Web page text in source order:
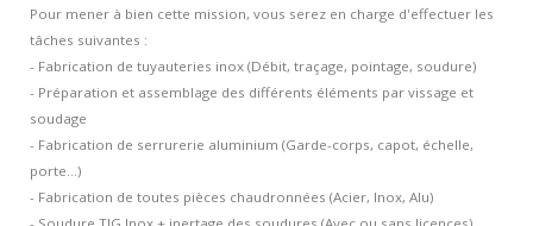
Pour mener à bien cette mission, vous serez en charge d'effectuer les
tâches suivantes :
- Fabrication de tuyauteries inox (Débit, traçage, pointage, soudure)
- Préparation et assemblage des différents éléments par vissage et
soudage
- Fabrication de serrurerie aluminium (Garde-corps, capot, échelle,
porte...)
- Fabrication de toutes pièces chaudronnées (Acier, Inox, Alu)